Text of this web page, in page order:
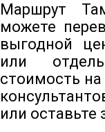
Маршрут
можете
выгодной
или
стоимость на
или оставьте